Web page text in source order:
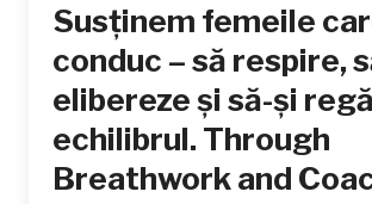
Susținem femeile
conduc – să respire,
elibereze și să-și
echilibrul. Through
Breathwork and